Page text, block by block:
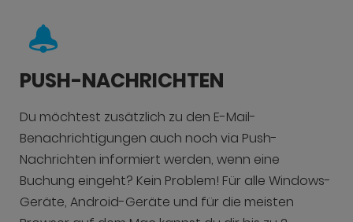
PUSH-NACHRICHTEN
Du möchtest zusätzlich zu den E-Mail-
Benachrichtigungen auch noch via Push-
Nachrichten informiert werden, wenn eine
Buchung eingeht? Kein Problem! Für alle Windows-
Geräte, Android-Geräte und für die meisten